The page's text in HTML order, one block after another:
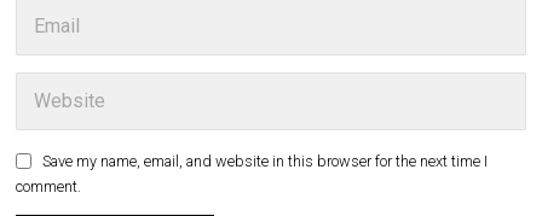
Save my name, email, and website in this browser for the next time I
comment.